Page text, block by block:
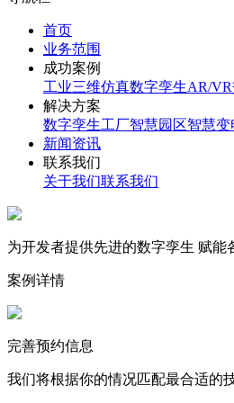
首页
业务范围
成功案例
工业三维仿真数字孪生AR/
解决方案
数字孪生工厂智慧园区智慧变
新闻资讯
联系我们
关于我们联系我们
为开发者提供先进的数字孪生 赋能
案例详情
完善预约信息
我们将根据你的情况匹配最合适的